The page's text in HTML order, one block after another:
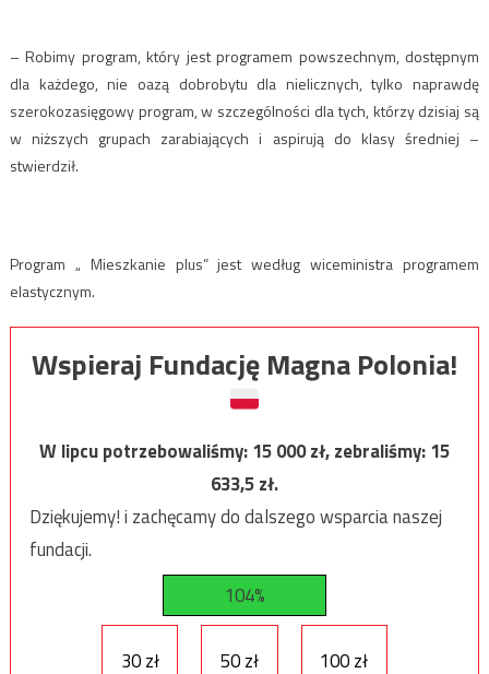
– Robimy program, który jest programem powszechnym, dostępnym
dla każdego, nie oazą dobrobytu dla nielicznych, tylko naprawdę
szerokozasięgowy program, w szczególności dla tych, którzy dzisiaj są
w niższych grupach zarabiających i aspirują do klasy średniej –
stwierdził.
Program „ Mieszkanie plus” jest według wiceministra programem
elastycznym.
Wspieraj Fundację Magna Polonia!
W lipcu potrzebowaliśmy:15 000zł, zebraliśmy:15
633,5zł.
Dziękujemy! i zachęcamy do dalszego wsparcia naszej
fundacji.
104%
30 zł 50 zł 100 zł